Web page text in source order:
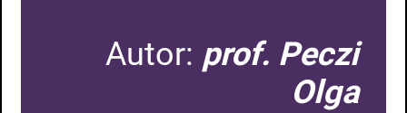
Autor: prof. Peczi
Olga